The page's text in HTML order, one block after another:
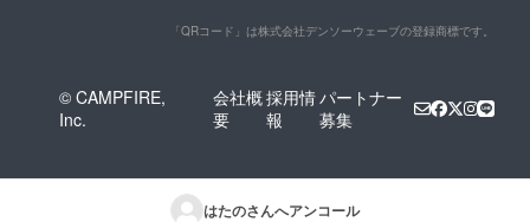
「QRコード」は株式会社デンソーウェーブの登録商標です。
© CAMPFIRE,
Inc.
会社概
要
採用情
報
パートナー
募集
はたのさんへアンコール